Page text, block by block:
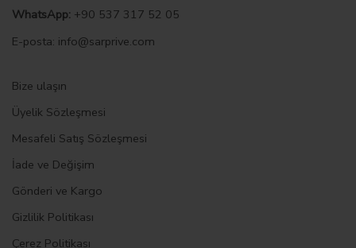
WhatsApp: +90 537 317 52 05
E-posta: info@sarprive.com
Bize ulaşın
Üyelik Sözleşmesi
Mesafeli Satış Sözleşmesi
İade ve Değişim
Gönderi ve Kargo
Gizlilik Politikası
Çerez Politikası